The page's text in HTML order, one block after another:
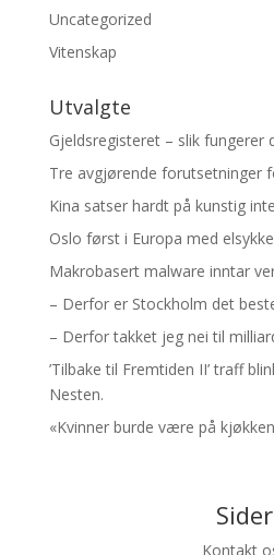
Uncategorized
Vitenskap
Utvalgte
Gjeldsregisteret – slik fungerer
Tre avgjørende forutsetninger
Kina satser hardt på kunstig
Oslo først i Europa med
Makrobasert malware inntar
– Derfor er Stockholm det
– Derfor takket jeg nei til
’Tilbake til Fremtiden II’ traff
Nesten.
«Kvinner burde være på
Sider
Kontakt